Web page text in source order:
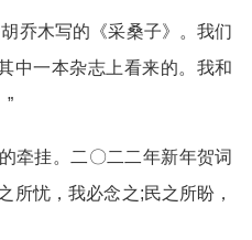
乔木写的《采桑子》。我们
中一本杂志上看来的。我和
”
牵挂。二〇二二年新年贺词
所忧，我必念之;民之所盼，